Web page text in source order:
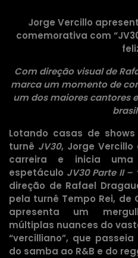
Jorge Vercillo
comemorativa com
Com direção visual de
marca um momento de
um dos maiores cantores
Lotando casas de
turnê JV30, Jorge Vercillo
carreira e inicia
espetáculo JV30 Parte II –
direção de Rafael
pela turnê Tempo Rei, de
apresenta um
múltiplas nuances do
“vercilliano”, que
do samba ao R&B e do